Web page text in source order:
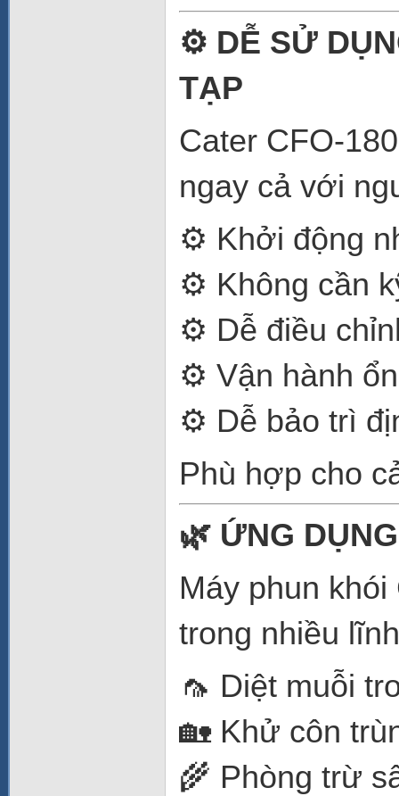
⚙️ DỄ SỬ
TẠP
Cater CFO-
ngay cả với
⚙️ Khởi động
⚙️ Không cần
⚙️ Dễ điều
⚙️ Vận hành
⚙️ Dễ bảo trì
Phù hợp cho
🌿 ỨNG
Máy phun
trong nhiều
🦟 Diệt muỗi
🏡 Khử côn
🌾 Phòng trừ